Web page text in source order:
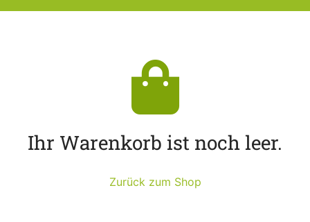
Ihr Warenkorb ist noch leer.
Zurück zum Shop